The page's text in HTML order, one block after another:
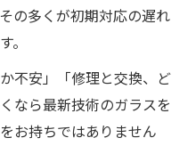
の多くが初期対応の遅れ
。
不安」「修理と交換、ど
なら最新技術のガラスを
お持ちではありません